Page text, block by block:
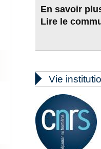
En savoir
Lire le
 Vie